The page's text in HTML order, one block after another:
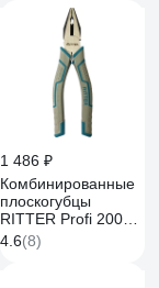
1 486 ₽
Комбинированные
плоскогубцы
RITTER Profi 200
мм,
двухкомпонентная
4.6(8)